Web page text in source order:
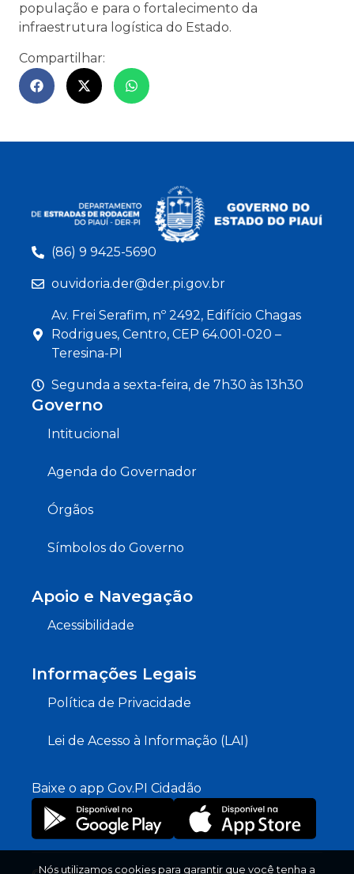
população e para o fortalecimento da
infraestrutura logística do Estado.
Compartilhar:
(86) 9 9425-5690
ouvidoria.der@der.pi.gov.br
Av. Frei Serafim, nº 2492, Edifício Chagas
Rodrigues, Centro, CEP 64.001-020 –
Teresina-PI
Segunda a sexta-feira, de 7h30 às 13h30
Governo
Intitucional
Agenda do Governador
Órgãos
Símbolos do Governo
Apoio e Navegação
Acessibilidade
Informações Legais
Política de Privacidade
Lei de Acesso à Informação (LAI)
Baixe o app Gov.PI Cidadão
Nós utilizamos cookies para garantir que você tenha a